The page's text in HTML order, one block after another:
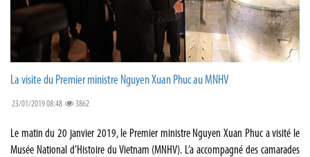
La visite du Premier ministre Nguyen Xuan Phuc au MNHV
23/01/2019 08:48 3862
Le matin du 20 janvier 2019, le Premier ministre Nguyen Xuan Phuc a visité le
Musée National d’Histoire du Vietnam (MNHV). L’a accompagné des camarades